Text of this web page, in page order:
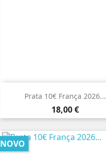
Prata 10€ França 2026...
Preço
18,00 €
NOVO